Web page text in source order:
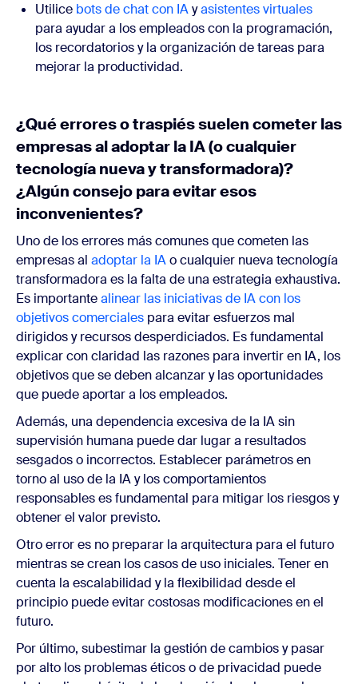
Utilice bots de chat con IAyasistentes virtuales
para ayudar a los empleados con la programación,
los recordatorios y la organización de tareas para
mejorar la productividad.
¿Qué errores o traspiés suelen cometer las
empresas al adoptar la IA (o cualquier
tecnología nueva y transformadora)?
¿Algún consejo para evitar esos
inconvenientes?
Uno de los errores más comunes que cometen las
empresas al adoptar la IAo cualquier nueva tecnología
transformadora es la falta de una estrategia exhaustiva.
Es importantealinear las iniciativas de IA con los
objetivos comerciales para evitar esfuerzos mal
dirigidos y recursos desperdiciados. Es fundamental
explicar con claridad las razones para invertir en IA, los
objetivos que se deben alcanzar y las oportunidades
que puede aportar a los empleados.
Además, una dependencia excesiva de la IA sin
supervisión humana puede dar lugar a resultados
sesgados o incorrectos. Establecer parámetros en
torno al uso de la IA y los comportamientos
responsables es fundamental para mitigar los riesgos y
obtener el valor previsto.
Otro error es no preparar la arquitectura para el futuro
mientras se crean los casos de uso iniciales. Tener en
cuenta la escalabilidad y la flexibilidad desde el
principio puede evitar costosas modificaciones en el
futuro.
Por último, subestimar la gestión de cambios y pasar
por alto los problemas éticos o de privacidad puede